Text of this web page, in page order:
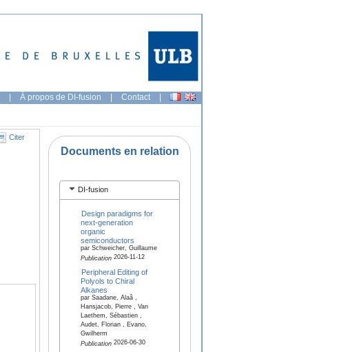
| À propos de DI-fusion | Contact |
Citer
Documents en relation
DI-fusion
Design paradigms for
next-generation
organic
semiconductors
par Schweicher, Guillaume
Publication2026-11-12
Peripheral Editing of
Polyols to Chiral
Alkanes
par Saadane, Alaâ ,
Hansjacob, Pierre , Van
Laethem, Sébastien ,
Audet, Florian , Evano,
Gwilherm
Publication2026-06-30